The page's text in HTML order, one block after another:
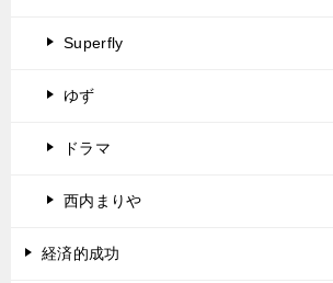
Superfly
ゆず
ドラマ
西内まりや
経済的成功